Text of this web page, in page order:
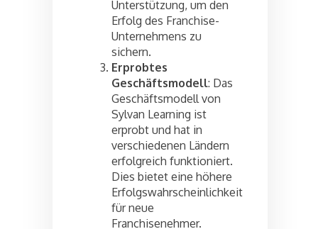
Unterstützung, um den
Erfolg des Franchise-
Unternehmens zu
sichern.
Erprobtes
Geschäftsmodell: Das
Geschäftsmodell von
Sylvan Learning ist
erprobt und hat in
verschiedenen Ländern
erfolgreich funktioniert.
Dies bietet eine höhere
Erfolgswahrscheinlichkeit
für neue
Franchisenehmer.